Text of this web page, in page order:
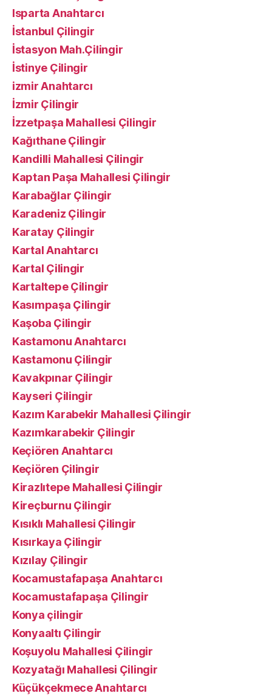
Isparta Anahtarcı
İstanbul Çilingir
İstasyon Mah.Çilingir
İstinye Çilingir
izmir Anahtarcı
İzmir Çilingir
İzzetpaşa Mahallesi Çilingir
Kağıthane Çilingir
Kandilli Mahallesi Çilingir
Kaptan Paşa Mahallesi Çilingir
Karabağlar Çilingir
Karadeniz Çilingir
Karatay Çilingir
Kartal Anahtarcı
Kartal Çilingir
Kartaltepe Çilingir
Kasımpaşa Çilingir
Kaşoba Çilingir
Kastamonu Anahtarcı
Kastamonu Çilingir
Kavakpınar Çilingir
Kayseri Çilingir
Kazım Karabekir Mahallesi Çilingir
Kazımkarabekir Çilingir
Keçiören Anahtarcı
Keçiören Çilingir
Kirazlıtepe Mahallesi Çilingir
Kireçburnu Çilingir
Kısıklı Mahallesi Çilingir
Kısırkaya Çilingir
Kızılay Çilingir
Kocamustafapaşa Anahtarcı
Kocamustafapaşa Çilingir
Konya çilingir
Konyaaltı Çilingir
Koşuyolu Mahallesi Çilingir
Kozyatağı Mahallesi Çilingir
Küçükçekmece Anahtarcı